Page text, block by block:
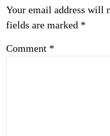
Your email address will
fields are marked *
Comment *